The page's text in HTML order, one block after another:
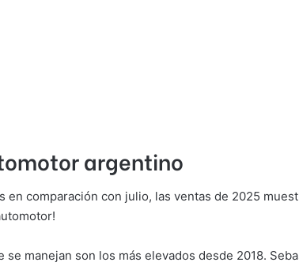
argentino
en comparación con julio, las ventas de 2025
manejan son los más elevados desde 2018.